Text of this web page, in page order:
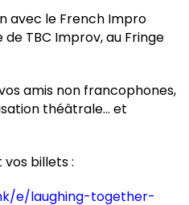
avec le French Impro
TBC Improv, au Fringe
amis non francophones,
théâtrale… et
billets :
e/laughing-together-